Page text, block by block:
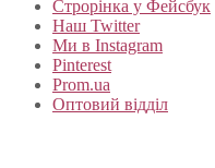
Строрінка у Фейсбук
Наш Twitter
Ми в Instagram
Pinterest
Prom.ua
Оптовий відділ